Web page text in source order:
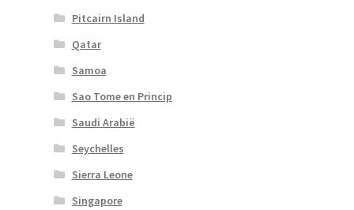
Pitcairn Island
Qatar
Samoa
Sao Tome en Princip
Saudi Arabië
Seychelles
Sierra Leone
Singapore